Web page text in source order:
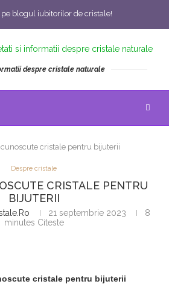
pe blogul iubitorilor de cristale!
despre cristale naturale
cristale pentru bijuterii
Despre cristale
CRISTALE PENTRU
BIJUTERII
21 septembrie 2023
8
minutes Citeste
cristale pentru bijuterii